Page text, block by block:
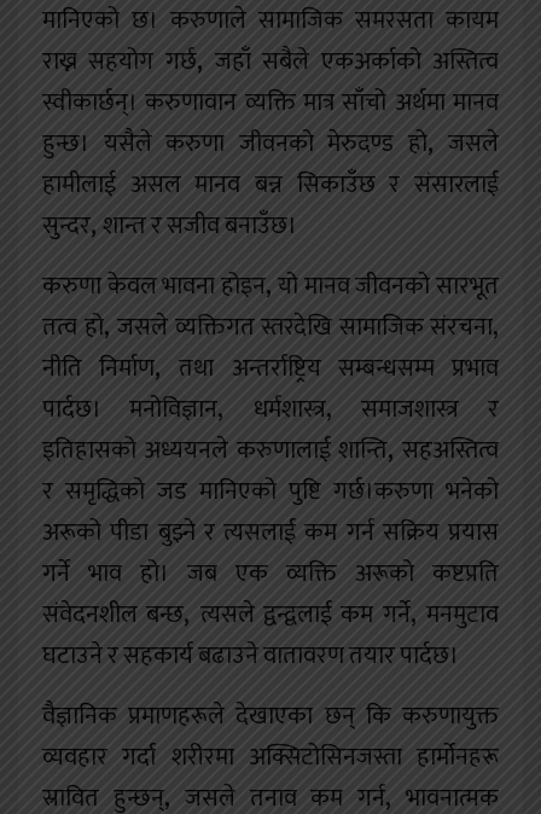
मानिएको छ। करुणाले सामाजिक समरसता कायम
राख्न सहयोग गर्छ,जहाँ सबैले एकअर्काको अस्तित्व
स्वीकार्छन्। करुणावान व्यक्ति मात्र साँचो अर्थमा मानव
हुन्छ। यसैले करुणा जीवनको मेरुदण्ड हो, जसले
हामीलाई असल मानव बन्न सिकाउँछ र संसारलाई
सुन्दर,शान्त र सजीव बनाउँछ।
करुणा केवल भावना होइन,यो मानव जीवनको सारभूत
तत्व हो, जसले व्यक्तिगत स्तरदेखि सामाजिक संरचना,
नीति निर्माण,तथा अन्तर्राष्ट्रिय सम्बन्धसम्म प्रभाव
पार्दछ। मनोविज्ञान, धर्मशास्त्र, समाजशास्त्र
र
इतिहासको अध्ययनले करुणालाई शान्ति, सहअस्तित्व
र समृद्धिको जड मानिएको पुष्टि गर्छ।करुणा भनेको
अरूको पीडा बुझ्ने र त्यसलाई कम गर्न सक्रिय प्रयास
गर्ने भाव हो। जब एक व्यक्ति अरूको कष्टप्रति
संवेदनशील बन्छ, त्यसले द्वन्द्वलाई कम गर्ने,मनमुटाव
घटाउने र सहकार्य बढाउने वातावरण तयार पार्दछ।
वैज्ञानिक प्रमाणहरूले देखाएका छन् कि करुणायुक्त
व्यवहार गर्दा शरीरमा अक्सिटोसिनजस्ता हार्मोनहरू
स्रावित हुन्छन्, जसले तनाव कम गर्न, भावनात्मक